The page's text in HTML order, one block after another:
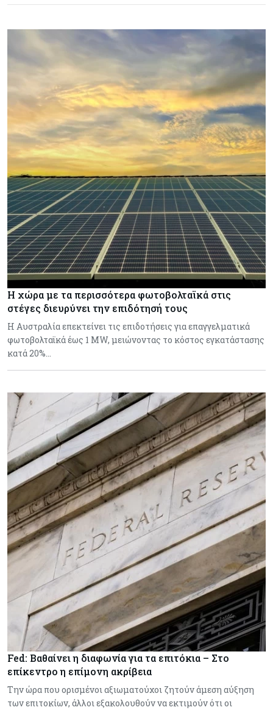
Η χώρα με τα περισσότερα φωτοβολταϊκά στις
στέγες διευρύνει την επιδότησή τους
Η Αυστραλία επεκτείνει τις επιδοτήσεις για επαγγελματικά
φωτοβολταϊκά έως 1 MW, μειώνοντας το κόστος εγκατάστασης
κατά 20%…
Fed: Βαθαίνει η διαφωνία για τα επιτόκια – Στο
επίκεντρο η επίμονη ακρίβεια
Την ώρα που ορισμένοι αξιωματούχοι ζητούν άμεση αύξηση
των επιτοκίων, άλλοι εξακολουθούν να εκτιμούν ότι οι